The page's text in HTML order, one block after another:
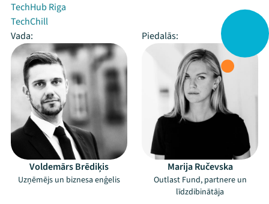
TechHub Riga
TechChill
Vada:
Piedalās:
Voldemārs Brēdiķis
Uzņēmējs un biznesa enģelis
Marija Ručevska
Outlast Fund, partnere un
līdzdibinātāja